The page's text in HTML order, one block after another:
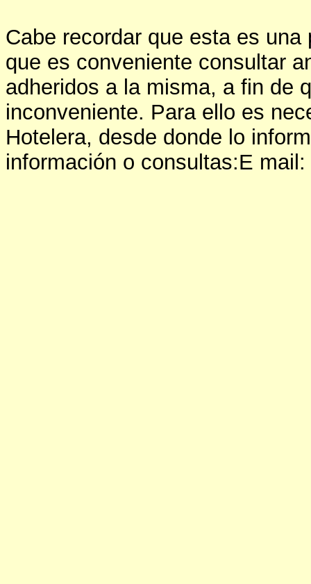
Cabe recordar que esta es
que es conveniente consultar
adheridos a la misma, a fin de
inconveniente. Para ello es
Hotelera, desde donde lo
información o consultas:E mail: